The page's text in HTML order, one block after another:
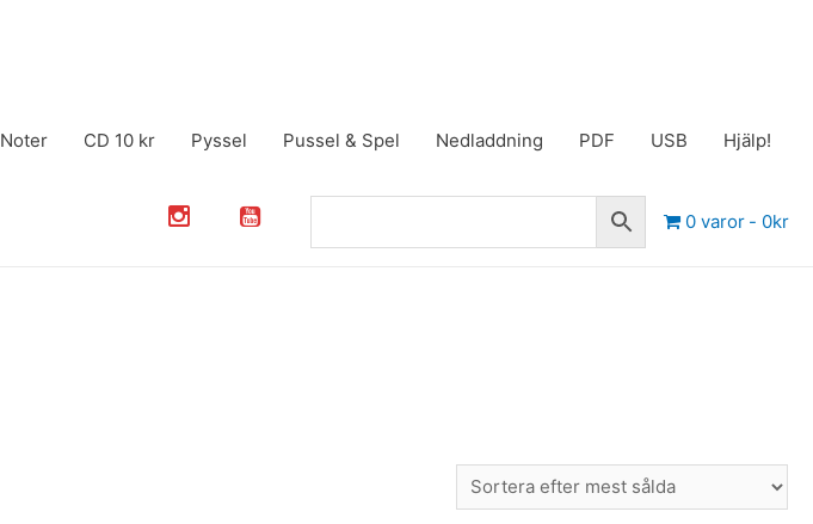
Noter CD 10 kr Pyssel Pussel & Spel Nedladdning PDF USB Hjälp!
0 varor 0kr